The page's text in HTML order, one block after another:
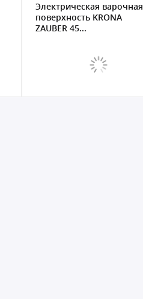
Электрическая варочная
поверхность KRONA
ZAUBER 45...